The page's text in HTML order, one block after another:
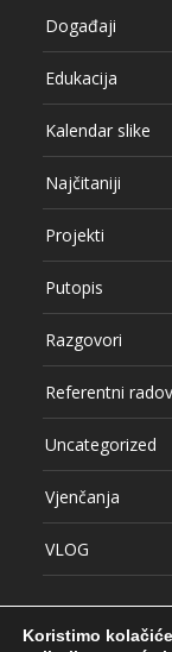
Događaji
Edukacija
Kalendar slike
Najčitaniji
Projekti
Putopis
Razgovori
Referentni
Uncategorized
Vjenčanja
VLOG
Koristimo